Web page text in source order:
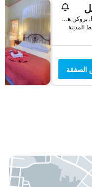
153 Rakow Street, بروكن هيل, NSW, أستراليا